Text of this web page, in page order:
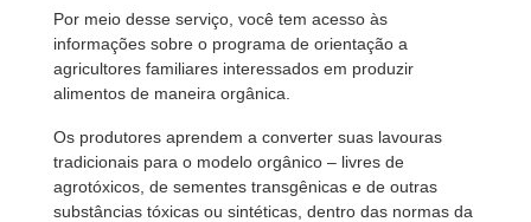
Por meio desse serviço, você tem acesso às
informações sobre o programa de orientação a
agricultores familiares interessados em produzir
alimentos de maneira orgânica.
Os produtores aprendem a converter suas lavouras
tradicionais para o modelo orgânico – livres de
agrotóxicos, de sementes transgênicas e de outras
substâncias tóxicas ou sintéticas, dentro das normas da